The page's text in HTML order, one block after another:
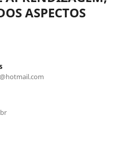
ASPECTOS